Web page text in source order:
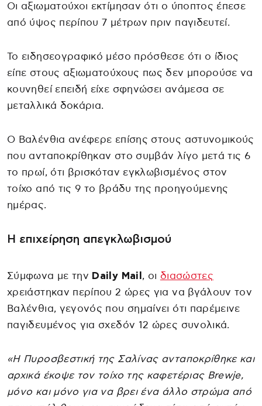
Οι αξιωματούχοι εκτίμησαν ότι ο ύποπτος έπεσε
από ύψος περίπου 7 μέτρων πριν παγιδευτεί.
Το ειδησεογραφικό μέσο πρόσθεσε ότι ο ίδιος
είπε στους αξιωματούχους πως δεν μπορούσε να
κουνηθεί επειδή είχε σφηνώσει ανάμεσα σε
μεταλλικά δοκάρια.
Ο Βαλένθια ανέφερε επίσης στους αστυνομικούς
που ανταποκρίθηκαν στο συμβάν λίγο μετά τις 6
το πρωί, ότι βρισκόταν εγκλωβισμένος στον
τοίχο από τις 9 το βράδυ της προηγούμενης
ημέρας.
Η επιχείρηση απεγκλωβισμού
Σύμφωνα με την Daily Mail , οι διασώστες
χρειάστηκαν περίπου 2 ώρες για να βγάλουν τον
Βαλένθια, γεγονός που σημαίνει ότι παρέμεινε
παγιδευμένος για σχεδόν 12 ώρες συνολικά.
«Η Πυροσβεστική της Σαλίνας ανταποκρίθηκε και
αρχικά έκοψε τον τοίχο της καφετέριας Brewje,
μόνο και μόνο για να βρει ένα άλλο στρώμα από